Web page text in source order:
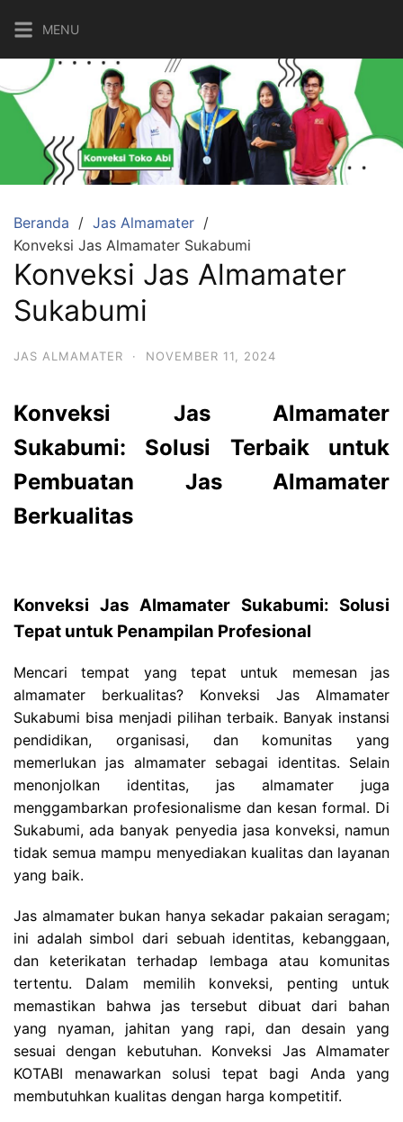
ke
konten
MENU
Beranda
Jas Almamater
Konveksi Jas Almamater Sukabumi
Konveksi Jas Almamater
Sukabumi
JAS ALMAMATER · NOVEMBER 11, 2024
Konveksi Jas Almamater
Sukabumi: Solusi Terbaik untuk
Pembuatan Jas Almamater
Berkualitas
Konveksi Jas Almamater Sukabumi: Solusi
Tepat untuk Penampilan Profesional
Mencari tempat yang tepat untuk memesan jas
almamater berkualitas? Konveksi Jas Almamater
Sukabumi bisa menjadi pilihan terbaik. Banyak instansi
pendidikan, organisasi, dan komunitas yang
memerlukan jas almamater sebagai identitas. Selain
menonjolkan identitas, jas almamater juga
menggambarkan profesionalisme dan kesan formal. Di
Sukabumi, ada banyak penyedia jasa konveksi, namun
tidak semua mampu menyediakan kualitas dan layanan
yang baik.
Jas almamater bukan hanya sekadar pakaian seragam;
ini adalah simbol dari sebuah identitas, kebanggaan,
dan keterikatan terhadap lembaga atau komunitas
tertentu. Dalam memilih konveksi, penting untuk
memastikan bahwa jas tersebut dibuat dari bahan
yang nyaman, jahitan yang rapi, dan desain yang
sesuai dengan kebutuhan. Konveksi Jas Almamater
KOTABI menawarkan solusi tepat bagi Anda yang
membutuhkan kualitas dengan harga kompetitif.